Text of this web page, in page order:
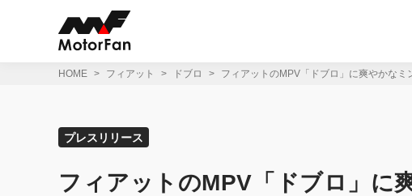
HOME フィアット ドブロ フィアットのMPV「ドブロ」に爽やかな
プレスリリース
フィアットのMPV「ドブロ」に